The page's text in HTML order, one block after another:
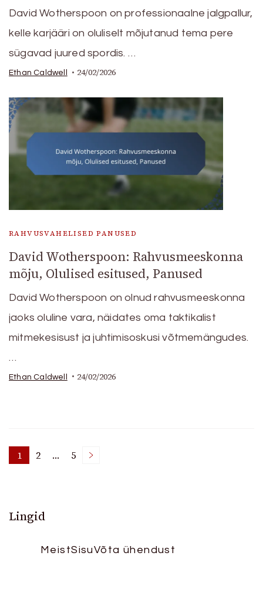
David Wotherspoon on professionaalne jalgpallur,
kelle karjääri on oluliselt mõjutanud tema pere
sügavad juured spordis. …
Ethan Caldwell 24/02/2026
RAHVUSVAHELISED PANUSED
David Wotherspoon: Rahvusmeeskonna
mõju, Olulised esitused, Panused
David Wotherspoon on olnud rahvusmeeskonna
jaoks oluline vara, näidates oma taktikalist
mitmekesisust ja juhtimisoskusi võtmemängudes.
…
Ethan Caldwell 24/02/2026
Posts
Page
1 Page
2 … Page
5
Lingid
MeistSisuVõta ühendust